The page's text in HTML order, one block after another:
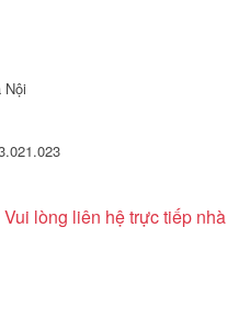
Nội
lòng liên hệ trực tiếp nhà
đồ vải bẩn khách
dọn buồng phòng